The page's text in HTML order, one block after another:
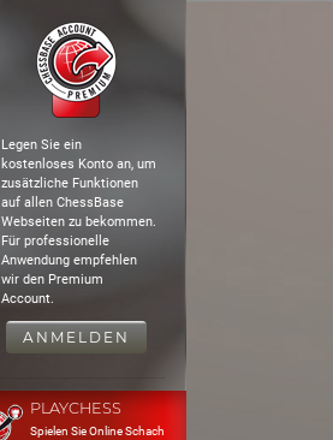
Legen Sie ein
kostenloses Konto an, um
zusätzliche Funktionen
auf allen ChessBase
Webseiten zu bekommen.
Für professionelle
Anwendung empfehlen
wir den Premium
Account.
ANMELDEN
PLAYCHESS
Spielen Sie Online Schach